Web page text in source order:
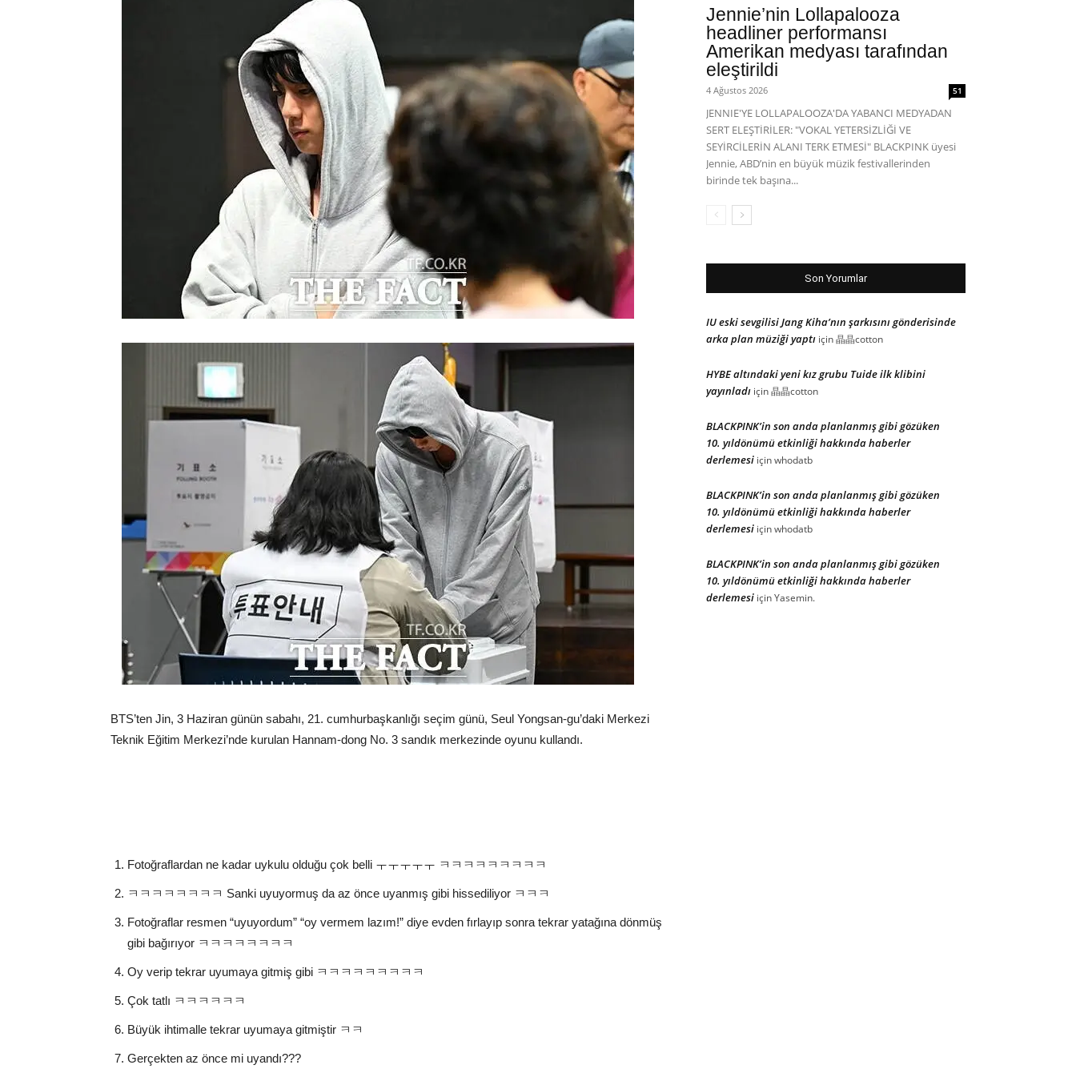
BTS’ten Jin, 3 Haziran günün sabahı, 21. cumhurbaşkanlığı seçim günü, Seul Yongsan-gu’daki Merkezi
Teknik Eğitim Merkezi’nde kurulan Hannam-dong No. 3 sandık merkezinde oyunu kullandı.
Fotoğraflardan ne kadar uykulu olduğu çok belli ㅜㅜㅜㅜㅜ ㅋㅋㅋㅋㅋㅋㅋㅋㅋ
ㅋㅋㅋㅋㅋㅋㅋㅋ Sanki uyuyormuş da az önce uyanmış gibi hissediliyor ㅋㅋㅋ
Fotoğraflar resmen “uyuyordum” “oy vermem lazım!” diye evden fırlayıp sonra tekrar yatağına dönmüş
gibi bağırıyor ㅋㅋㅋㅋㅋㅋㅋㅋ
Oy verip tekrar uyumaya gitmiş gibi ㅋㅋㅋㅋㅋㅋㅋㅋㅋ
Çok tatlı ㅋㅋㅋㅋㅋㅋ
Büyük ihtimalle tekrar uyumaya gitmiştir ㅋㅋ
Gerçekten az önce mi uyandı???
Jennie’nin Lollapalooza
headliner performansı
Amerikan medyası tarafından
eleştirildi
4 Ağustos 2026 51
JENNIE'YE LOLLAPALOOZA'DA YABANCI MEDYADAN
SERT ELEŞTİRİLER: "VOKAL YETERSİZLİĞİ VE
SEYİRCİLERİN ALANI TERK ETMESİ" BLACKPINK üyesi
Jennie, ABD’nin en büyük müzik festivallerinden
birinde tek başına...
Son Yorumlar
IU eski sevgilisi Jang Kiha’nın şarkısını gönderisinde
arka plan müziği yaptı için晶晶cotton
HYBE altındaki yeni kız grubu Tuide ilk klibini
yayınladı için晶晶cotton
BLACKPINK’in son anda planlanmış gibi gözüken
10. yıldönümü etkinliği hakkında haberler
derlemesi içinwhodatb
BLACKPINK’in son anda planlanmış gibi gözüken
10. yıldönümü etkinliği hakkında haberler
derlemesi içinwhodatb
BLACKPINK’in son anda planlanmış gibi gözüken
10. yıldönümü etkinliği hakkında haberler
derlemesi içinYasemin.